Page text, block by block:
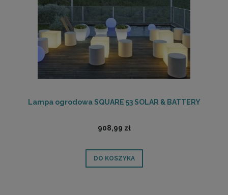
Lampa ogrodowa SQUARE 53 SOLAR & BATTERY
908,99 zł
DO KOSZYKA